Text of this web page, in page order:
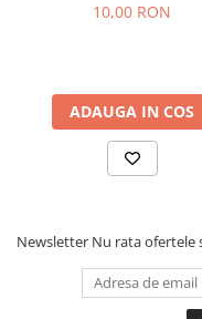
10,00 RON
ADAUGA IN COS
Newsletter Nu rata ofertele